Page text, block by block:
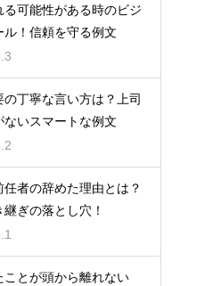
る可能性がある時のビジ
ル！信頼を守る例文
の丁寧な言い方は？上司
ないスマートな例文
任者の辞めた理由とは？
ぎの落とし穴！
ことが頭から離れない